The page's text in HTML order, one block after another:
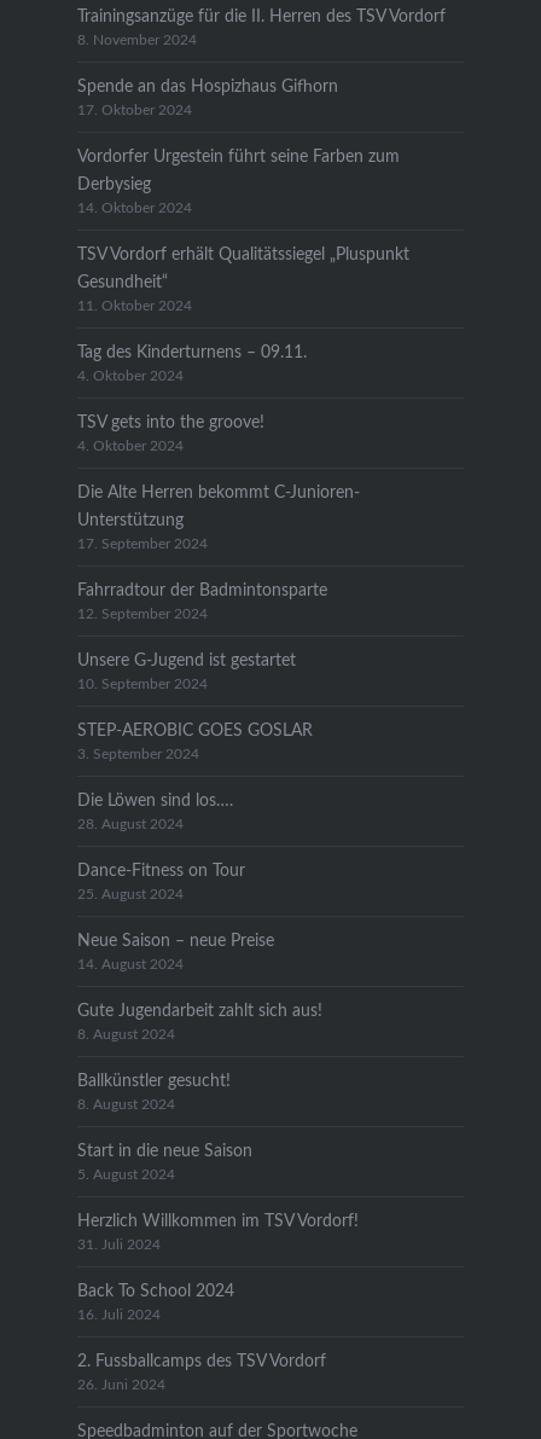
Trainingsanzüge für die II. Herren des TSV Vordorf
8. November 2024
Spende an das Hospizhaus Gifhorn
17. Oktober 2024
Vordorfer Urgestein führt seine Farben zum
Derbysieg
14. Oktober 2024
TSV Vordorf erhält Qualitätssiegel „Pluspunkt
Gesundheit“
11. Oktober 2024
Tag des Kinderturnens – 09.11.
4. Oktober 2024
TSV gets into the groove!
4. Oktober 2024
Die Alte Herren bekommt C-Junioren-
Unterstützung
17. September 2024
Fahrradtour der Badmintonsparte
12. September 2024
Unsere G-Jugend ist gestartet
10. September 2024
STEP-AEROBIC GOES GOSLAR
3. September 2024
Die Löwen sind los….
28. August 2024
Dance-Fitness on Tour
25. August 2024
Neue Saison – neue Preise
14. August 2024
Gute Jugendarbeit zahlt sich aus!
8. August 2024
Ballkünstler gesucht!
8. August 2024
Start in die neue Saison
5. August 2024
Herzlich Willkommen im TSV Vordorf!
31. Juli 2024
Back To School 2024
16. Juli 2024
2. Fussballcamps des TSV Vordorf
26. Juni 2024
Speedbadminton auf der Sportwoche